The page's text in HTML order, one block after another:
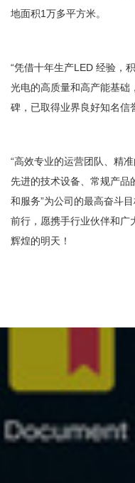
地面积1万多平方米。
“凭借十年生产LED 经验，
光电的高质量和高产能基础
碑，已取得业界良好知名信
“高效专业的运营团队、精
先进的技术设备、常规产品
和服务”为公司的最高奋斗
前行，愿携手行业伙伴和广
辉煌的明天！